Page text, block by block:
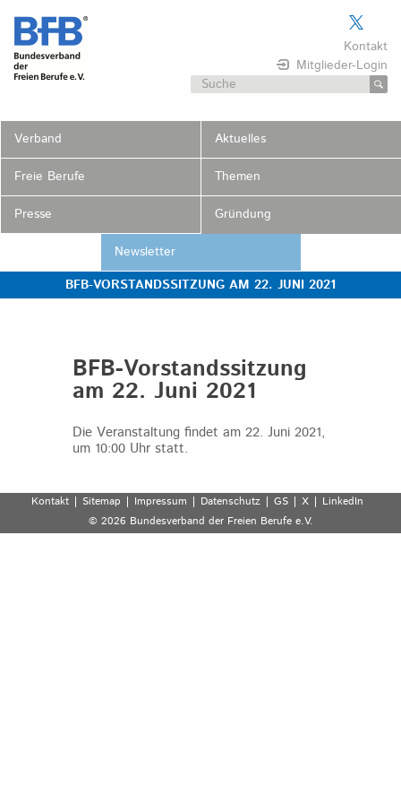
Skip
content
Kontakt
Mitglieder-Login
Suchen
Verband Aktuelles
Freie Berufe Themen
Presse Gründung
Newsletter
BFB-VORSTANDSSITZUNG AM 22. JUNI 2021
BFB-Vorstandssitzung
am 22. Juni 2021
Die Veranstaltung findet am 22. Juni 2021,
um 10:00 Uhr statt.
Kontakt Sitemap Impressum Datenschutz GS X
LinkedIn
© 2026 Bundesverband der Freien Berufe e.V.